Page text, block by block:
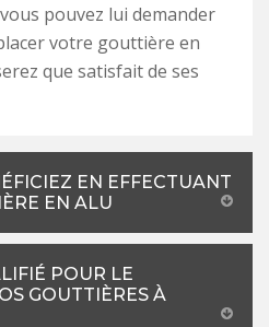
pouvez lui demander
votre gouttière en
que satisfait de ses
EN EFFECTUANT
EN ALU
POUR LE
GOUTTIÈRES À